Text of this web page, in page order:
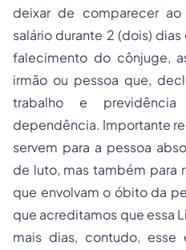
deixar de comparecer
salário durante 2 (dois)
falecimento do cônjuge,
irmão ou pessoa que,
trabalho e
dependência. Importante
servem para a pessoa
de luto, mas também para
que envolvam o óbito da
que acreditamos que essa
mais dias, contudo, esse